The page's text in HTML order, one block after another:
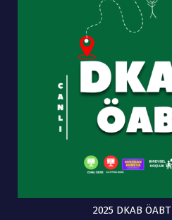
2025 DKAB